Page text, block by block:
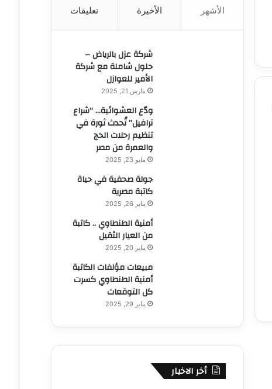
الأشهر الأخيرة تعليقات
شركة عزل بالرياض –
حلول شاملة مع شركة
الأمير للعوازل
مارس 21, 2025
ودّع العشوائية… “شراع
ترافيل” تُحدث ثورة في
تنظيم رحلات الحج
والعمرة من مصر
مايو 23, 2025
جولة صحفية في حياة
كاتبة مصرية
يناير 26, 2025
أمنية الطنطاوي .. كاتبة
من العيار الثقيل
يناير 20, 2025
مبيعات مؤلفات الكاتبة
أمنية الطنطاوي كسرت
كل التوقعات
يناير 29, 2025
أخر الاخبار